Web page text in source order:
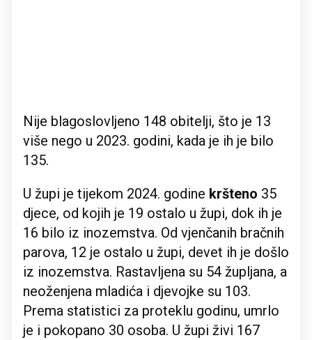
Nije blagoslovljeno 148 obitelji, što je 13
više nego u 2023. godini, kada je ih je bilo
135.
U župi je tijekom 2024. godine kršteno 35
djece, od kojih je 19 ostalo u župi, dok ih je
16 bilo iz inozemstva. Od vjenčanih bračnih
parova, 12 je ostalo u župi, devet ih je došlo
iz inozemstva. Rastavljena su 54 župljana, a
neoženjena mladića i djevojke su 103.
Prema statistici za proteklu godinu, umrlo
je i pokopano 30 osoba. U župi živi 167